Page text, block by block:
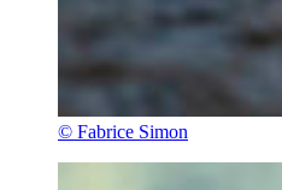
© Fabrice Simon